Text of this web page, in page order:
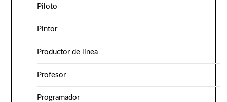
Piloto
Pintor
Productor de línea
Profesor
Programador